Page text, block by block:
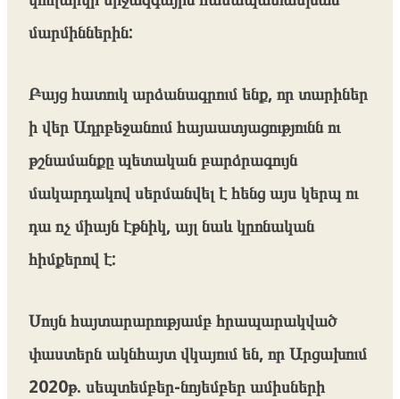
մարմիններին:
Բայց հատուկ արձանագրում ենք, որ տարիներ
ի վեր Ադրբեջանում հայաատյացությունն ու
թշնամանքը պետական բարձրագույն
մակարդակով սերմանվել է հենց այս կերպ ու
դա ոչ միայն էթնիկ, այլ նաև կրոնական
հիմքերով է:
Սույն հայտարարությամբ հրապարակված
փաստերն ակնհայտ վկայում են, որ Արցախում
2020թ. սեպտեմբեր-նոյեմբեր ամիսների